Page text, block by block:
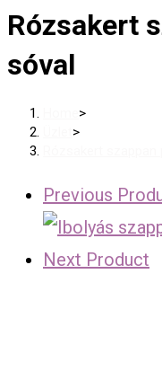
Rózsakert
sóval
>
>
Previous
Next Product